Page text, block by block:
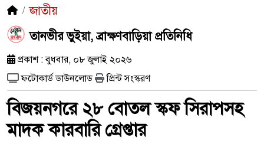
জাতীয়
তানভীর ভুইয়া, ব্রাক্ষণবাড়িয়া প্রতিনিধি
প্রকাশ : বুধবার, ০৮ জুলাই ২০২৬
ফটোকার্ড ডাউনলোড
প্রিন্ট সংস্করণ
বিজয়নগরে ২৮ বোতল স্কফ সিরাপসহ
মাদক কারবারি গ্রেপ্তার